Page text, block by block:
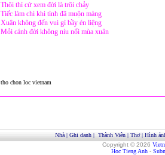
Thôi thì cứ xem đời là trôi chảy
Tiếc làm chi khi tình đã muộn màng
Xuân không đến vui gì bầy én liệng
Mỏi cánh đời không níu nổi mùa xuân
tho chon loc vietnam
Nhà| Ghi danh| Thành Viên| Thơ| Hình
Copyright © 2026
Hoc Tieng Anh -